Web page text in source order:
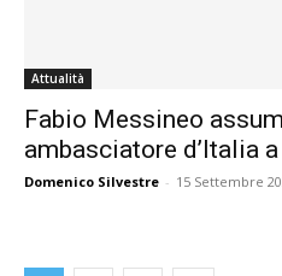
Attualità
Fabio Messineo
ambasciatore d’Italia
Domenico Silvestre - 15 Settembre